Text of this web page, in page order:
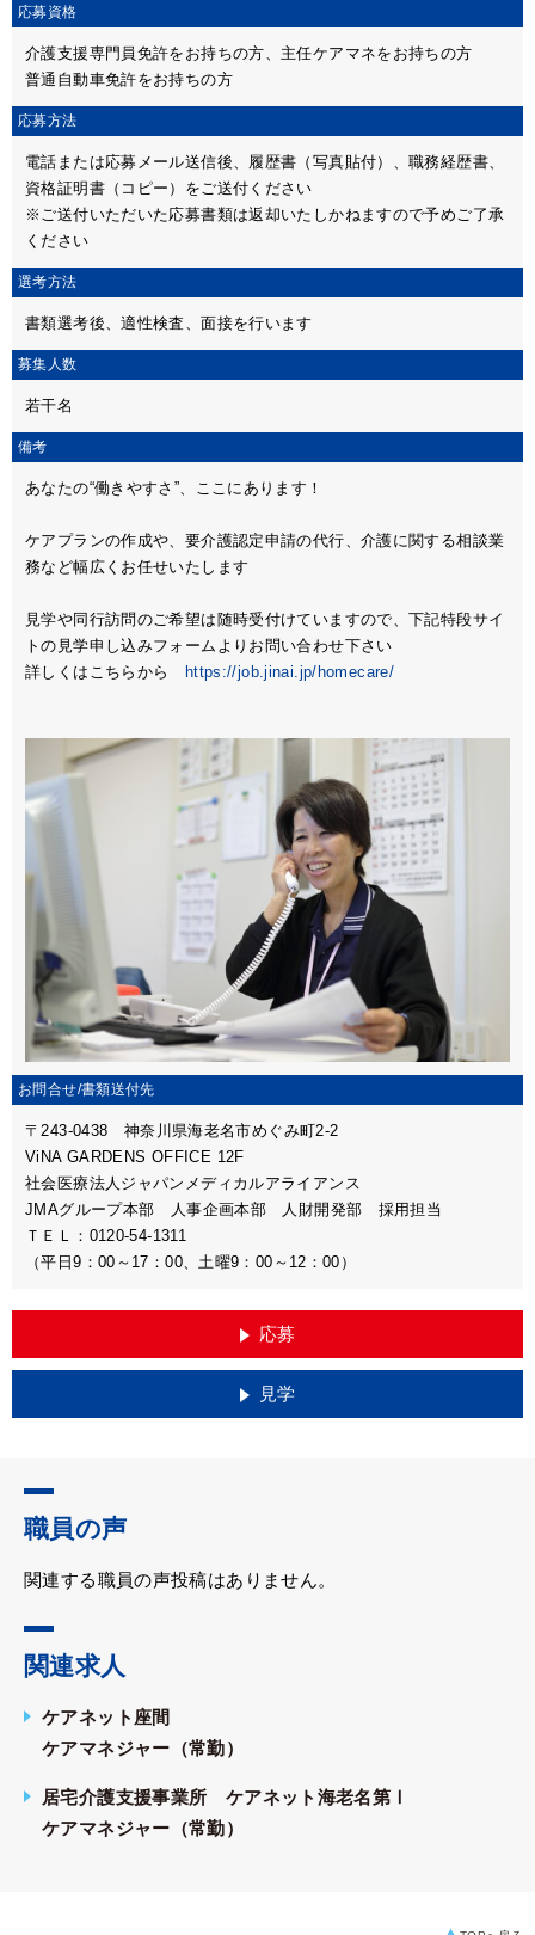
応募資格
介護支援専門員免許をお持ちの方、主任ケアマネをお持ちの方
普通自動車免許をお持ちの方
応募方法
電話または応募メール送信後、履歴書（写真貼付）、職務経歴書、
資格証明書（コピー）をご送付ください
※ご送付いただいた応募書類は返却いたしかねますので予めご了承
ください
選考方法
書類選考後、適性検査、面接を行います
募集人数
若干名
備考
あなたの“働きやすさ”、ここにあります！
ケアプランの作成や、要介護認定申請の代行、介護に関する相談業
務など幅広くお任せいたします
見学や同行訪問のご希望は随時受付けていますので、下記特段サイ
トの見学申し込みフォームよりお問い合わせ下さい
詳しくはこちらから
https://job.jinai.jp/homecare/
お問合せ/書類送付先
〒243-0438 神奈川県海老名市めぐみ町2-2
ViNA GARDENS OFFICE 12F
社会医療法人ジャパンメディカルアライアンス
JMAグループ本部 人事企画本部 人財開発部 採用担当
ＴＥＬ：0120-54-1311
（平日9：00～17：00、土曜9：00～12：00）
応募
見学
職員の声
関連する職員の声投稿はありません。
関連求人
ケアネット座間
ケアマネジャー（常勤）
居宅介護支援事業所 ケアネット海老名第Ⅰ
ケアマネジャー（常勤）